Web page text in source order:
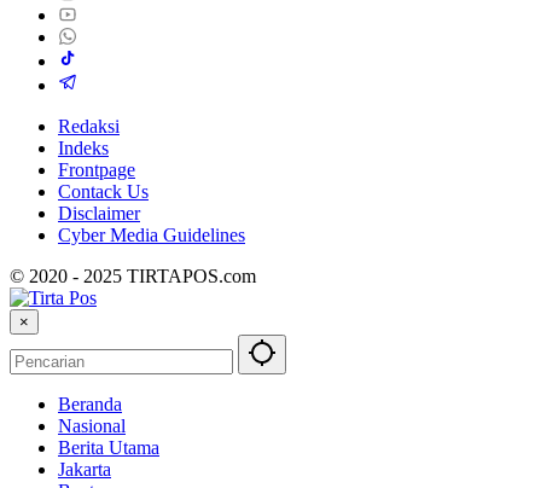
Redaksi
Indeks
Frontpage
Contack Us
Disclaimer
Cyber ​​Media Guidelines
© 2020 - 2025 TIRTAPOS.com
×
Beranda
Nasional
Berita Utama
Jakarta